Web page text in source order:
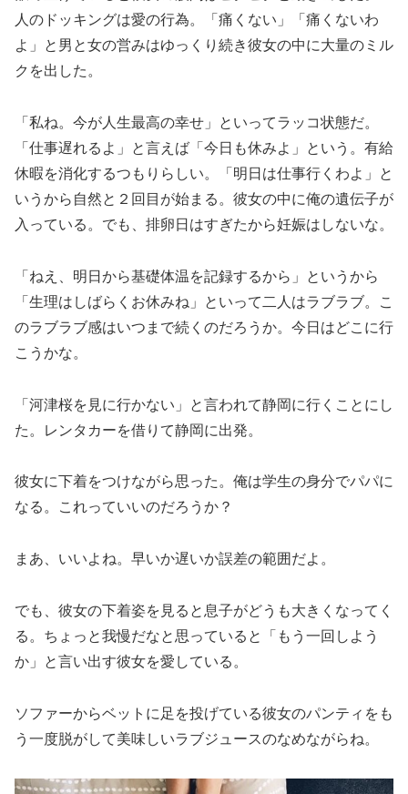
人のドッキングは愛の行為。「痛くない」「痛くないわ
よ」と男と女の営みはゆっくり続き彼女の中に大量のミル
クを出した。
「私ね。今が人生最高の幸せ」といってラッコ状態だ。
「仕事遅れるよ」と言えば「今日も休みよ」という。有給
休暇を消化するつもりらしい。「明日は仕事行くわよ」と
いうから自然と２回目が始まる。彼女の中に俺の遺伝子が
入っている。でも、排卵日はすぎたから妊娠はしないな。
「ねえ、明日から基礎体温を記録するから」というから
「生理はしばらくお休みね」といって二人はラブラブ。こ
のラブラブ感はいつまで続くのだろうか。今日はどこに行
こうかな。
「河津桜を見に行かない」と言われて静岡に行くことにし
た。レンタカーを借りて静岡に出発。
彼女に下着をつけながら思った。俺は学生の身分でパパに
なる。これっていいのだろうか？
まあ、いいよね。早いか遅いか誤差の範囲だよ。
でも、彼女の下着姿を見ると息子がどうも大きくなってく
る。ちょっと我慢だなと思っていると「もう一回しよう
か」と言い出す彼女を愛している。
ソファーからベットに足を投げている彼女のパンティをも
う一度脱がして美味しいラブジュースのなめながらね。